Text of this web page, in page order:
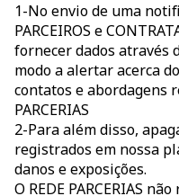
1-No envio de uma
PARCEIROS e
fornecer dados através
modo a alertar acerca
contatos e abordagens
PARCERIAS
2-Para além disso,
registrados em nossa
danos e exposições.
O REDE PARCERIAS